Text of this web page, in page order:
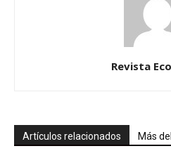
Revista
Artículos relacionados Más